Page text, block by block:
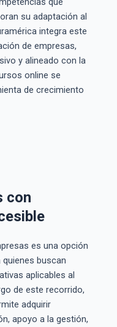
su adaptación al
integra este
de empresas,
y alineado con la
online se
de crecimiento
con
es una opción
buscan
aplicables al
de este recorrido,
adquirir
apoyo a la gestión,